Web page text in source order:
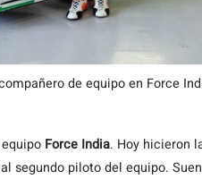
de equipo en Force
Force India. Hoy hicieron
segundo piloto del equipo.